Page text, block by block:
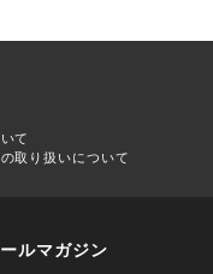
て
取り扱いについて
ルマガジン